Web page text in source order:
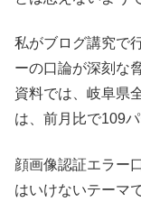
私がブログ講究で
ーの口論が深刻な
資料では、岐阜県
は、前月比で109
顔画像認証エラー
はいけないテーマ